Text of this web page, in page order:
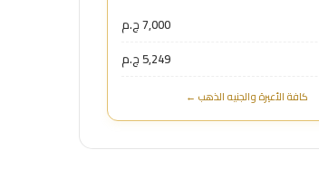
7,000 ج.م
5,249 ج.م
كافة الأعيرة والجنيه الذهب ←